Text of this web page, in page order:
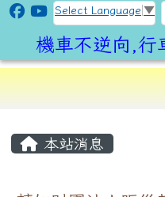
跳至主內容區
CLPS Site
Select Language ▼
機車不逆向,行
導覽列
本站消息